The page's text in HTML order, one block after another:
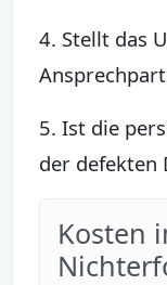
4. Stellt das
5. Ist die
der defekten
Kosten